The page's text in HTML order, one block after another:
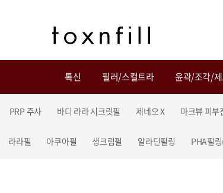
톡신 필러/스컬트라 윤곽/조각/
PRP 주사 바디 라라 시크릿필 제네오 X 마크뷰 피부
라라필 아쿠아필 생크림필 알라딘필링 PHA필